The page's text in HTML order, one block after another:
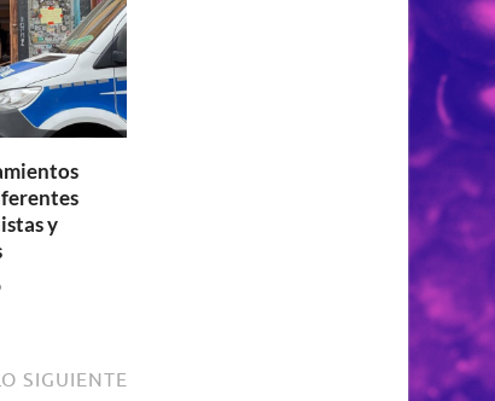
y
SIGUIENTE